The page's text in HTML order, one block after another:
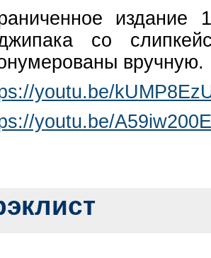
издание
со
вручную.
youtu.be/
youtu.be/